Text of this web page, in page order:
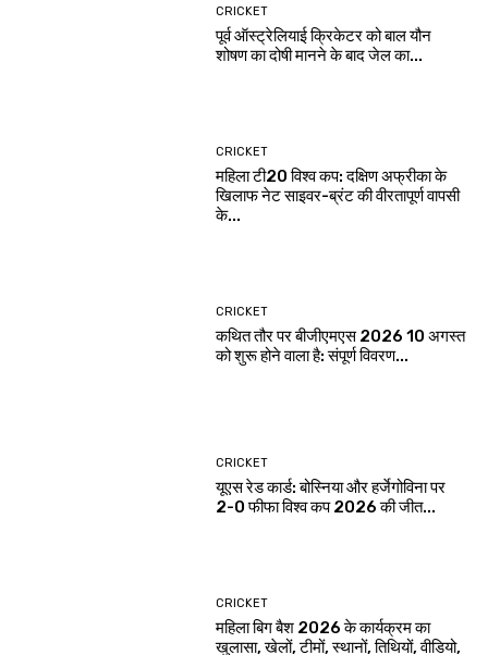
CRICKET
पूर्व ऑस्ट्रेलियाई क्रिकेटर को बाल यौन
शोषण का दोषी मानने के बाद जेल का...
CRICKET
महिला टी20 विश्व कप: दक्षिण अफ्रीका के
खिलाफ नेट साइवर-ब्रंट की वीरतापूर्ण वापसी
के...
CRICKET
कथित तौर पर बीजीएमएस 2026 10 अगस्त
को शुरू होने वाला है: संपूर्ण विवरण...
CRICKET
यूएस रेड कार्ड: बोस्निया और हर्जेगोविना पर
2-0 फीफा विश्व कप 2026 की जीत...
CRICKET
महिला बिग बैश 2026 के कार्यक्रम का
खुलासा, खेलों, टीमों, स्थानों, तिथियों, वीडियो,